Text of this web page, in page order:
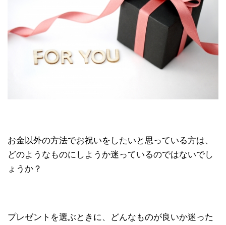
お金以外の方法でお祝いをしたいと思っている方は、
どのようなものにしようか迷っているのではないでし
ょうか？
プレゼントを選ぶときに、どんなものが良いか迷った